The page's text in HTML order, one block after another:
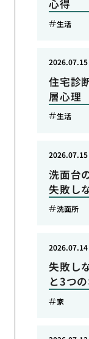
心得
生活
住宅診
層心理
2026.07.15
生活
洗面台
失敗し
2026.07.15
洗面所
失敗し
と3つ
2026.07.14
家